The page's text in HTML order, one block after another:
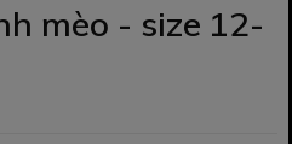
mèo - size 12-